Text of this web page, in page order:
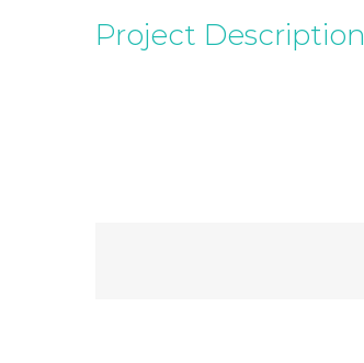
Project Description